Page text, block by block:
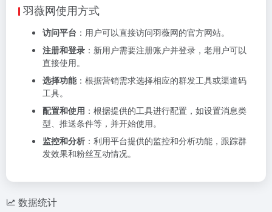
羽薇网使用方式
访问平台 ：用户可以直接访问羽薇网的官方网站。
注册和登录 ：新用户需要注册账户并登录，老用户可以
直接使用。
选择功能：根据营销需求选择相应的群发工具或渠道码
工具。
配置和使用 ：根据提供的工具进行配置，如设置消息类
型、推送条件等，并开始使用。
监控和分析 ：利用平台提供的监控和分析功能，跟踪群
发效果和粉丝互动情况。
数据统计